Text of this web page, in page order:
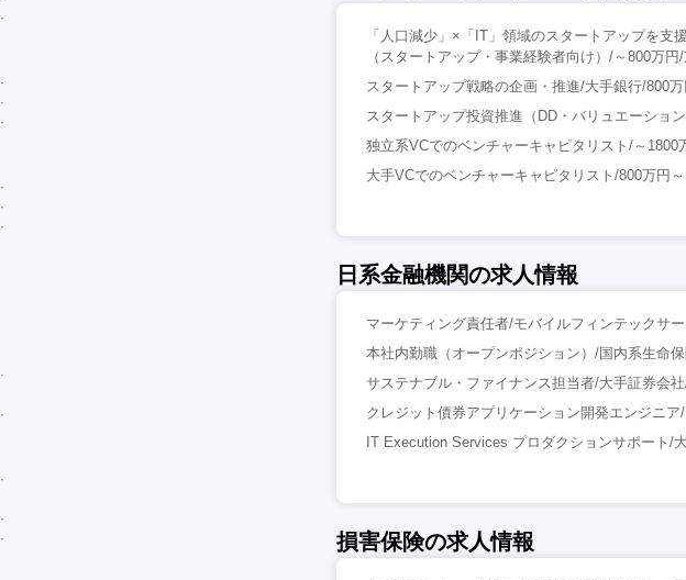
「人口減少」×「IT」領域のスタートアップを支
（スタートアップ・事業経験者向け）/～800万円
スタートアップ戦略の企画・推進/大手銀行/800
スタートアップ投資推進（DD・バリュエーショ
独立系VCでのベンチャーキャピタリスト/～1800
大手VCでのベンチャーキャピタリスト/800万円
日系金融機関の求人情報
マーケティング責任者/モバイルフィンテックサ
本社内勤職（オープンポジション）/国内系生命
サステナブル・ファイナンス担当者/大手証券会
クレジット債券アプリケーション開発エンジニ
IT Execution Services プロダクションサポート/
損害保険の求人情報